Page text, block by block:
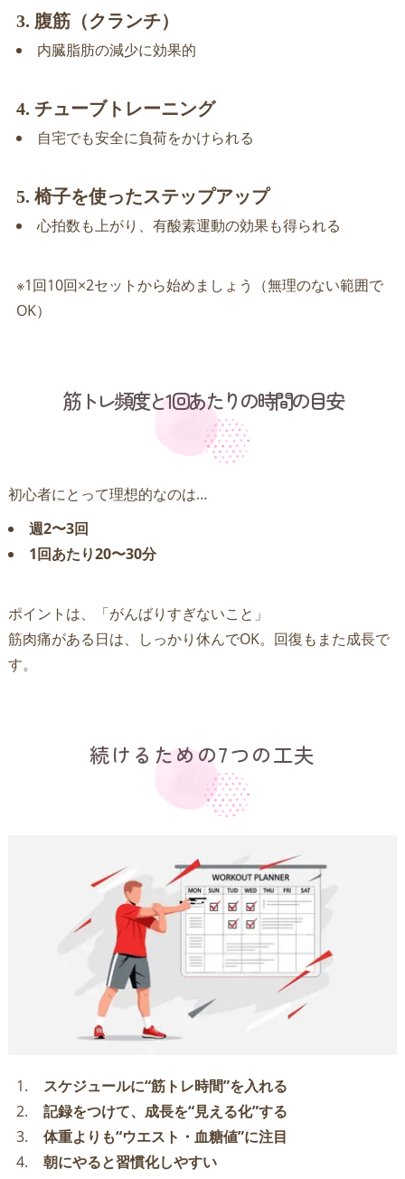
3. 腹筋（クランチ）
内臓脂肪の減少に効果的
4. チューブトレーニング
自宅でも安全に負荷をかけられる
5. 椅子を使ったステップアップ
心拍数も上がり、有酸素運動の効果も得られる
※1回10回×2セットから始めましょう（無理のない範囲で
OK）
筋トレ頻度と1回あたりの時間の目安
初心者にとって理想的なのは…
週2〜3回
1回あたり20〜30分
ポイントは、「がんばりすぎないこと」
筋肉痛がある日は、しっかり休んでOK。回復もまた成長で
す。
続けるための7つの工夫
スケジュールに“筋トレ時間”を入れる
記録をつけて、成長を“見える化”する
体重よりも“ウエスト・血糖値”に注目
朝にやると習慣化しやすい